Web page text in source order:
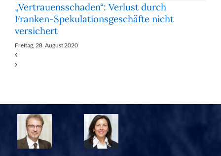
„Vertrauensschaden“: Verlust durch
Franken-Spekulationsgeschäfte nicht
versichert
Freitag, 28. August 2020